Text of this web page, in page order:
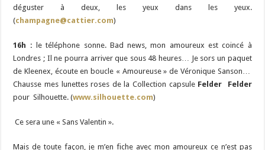
déguster à deux, les yeux dans les yeux.
(champagne@cattier.com)
16h :
le téléphone sonne. Bad news, mon amoureux est coincé à
Londres ; Il ne pourra arriver que sous 48 heures… Je sors un paquet
de Kleenex, écoute en boucle « Amoureuse » de Véronique Sanson…
Chausse mes lunettes roses de la Collection capsule Felder Felder
pour Silhouette. (www.silhouette.com)
Ce sera une « Sans Valentin ».
Mais de toute façon, je m’en fiche avec mon amoureux ce n’est pas